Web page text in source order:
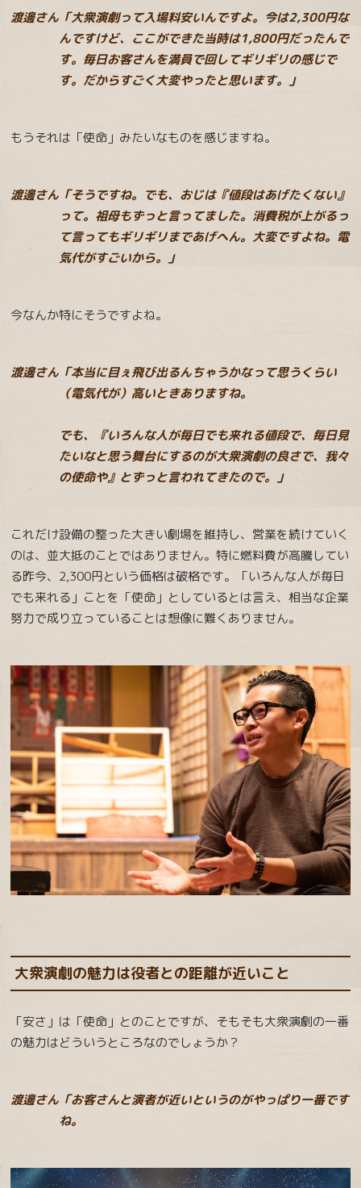
渡邊さん「大衆演劇って入場料安いんですよ。今は2,300円な
んですけど、ここができた当時は1,800円だったんで
す。毎日お客さんを満員で回してギリギリの感じで
す。だからすごく大変やったと思います。」
もうそれは「使命」みたいなものを感じますね。
渡邊さん「そうですね。でも、おじは『値段はあげたくない』
って。祖母もずっと言ってました。消費税が上がるっ
て言ってもギリギリまであげへん。大変ですよね。電
気代がすごいから。」
今なんか特にそうですよね。
渡邊さん「本当に目ぇ飛び出るんちゃうかなって思うくらい
（電気代が）高いときありますね。
でも、『いろんな人が毎日でも来れる値段で、毎日見
たいなと思う舞台にするのが大衆演劇の良さで、我々
の使命や』とずっと言われてきたので。」
これだけ設備の整った大きい劇場を維持し、営業を続けていく
のは、並大抵のことではありません。特に燃料費が高騰してい
る昨今、2,300円という価格は破格です。「いろんな人が毎日
でも来れる」ことを「使命」としているとは言え、相当な企業
努力で成り立っていることは想像に難くありません。
大衆演劇の魅力は役者との距離が近いこと
「安さ」は「使命」とのことですが、そもそも大衆演劇の一番
の魅力はどういうところなのでしょうか？
渡邊さん「お客さんと演者が近いというのがやっぱり一番です
ね。